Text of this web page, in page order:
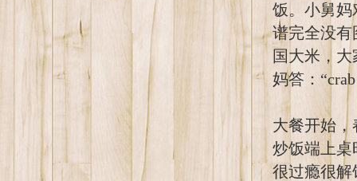
饭。小舅妈
谱完全没有
国大米，
妈答：
大餐开始
炒饭端上桌
很过瘾很解